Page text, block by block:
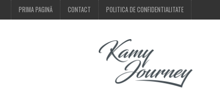
PRIMA PAGINĂ CONTACT POLITICA DE CONFIDENTIALITATE